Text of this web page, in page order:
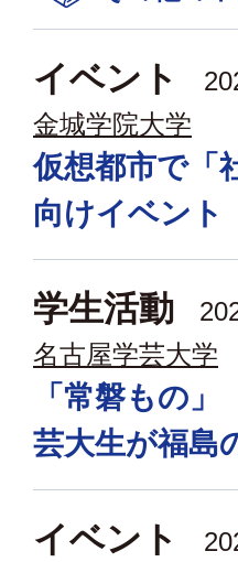
イベント
金城学院大学
仮想都市で「
向けイベント
学生活動
名古屋学芸大学
「常磐もの
芸大生が福島
イベント